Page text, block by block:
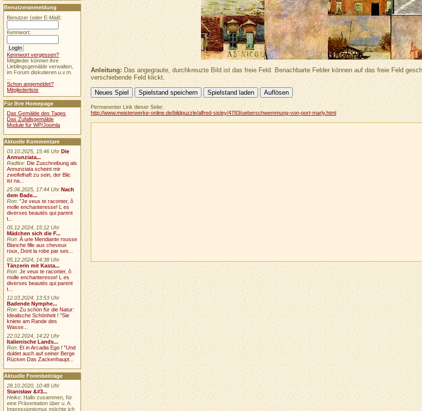
Anleitung:Das angegraute, durchkreuzte Bild ist das freie Feld. Benachbarte Felder können auf das freie Feld
verschiebende Feld klickt.
Permanenter Link dieser Seite:
http://www.meisterwerke-online.de/bildpuzzle/alfred-sisley/4783/ueberschwemmung-von-port-marly.html
Benutzeranmeldung
Benutzer (oder E-Mail):
Kennwort:
Kennwort vergessen?
Mitglieder können ihre
Lieblingsgemälde verwalten,
im Forum diskutieren u.v.m.
Schon angemeldet?
Mitgliederliste
Für Ihre Homepage
Das Gemälde des Tages
Das Zufallsgemälde
Module für WP/Joomla
Aktuelle Kommentare
03.10.2025, 15:46 Uhr Die
Annunziata...
Radtke: Die Zuschreibung als
Annunziata scheint mir
zweifelhaft zu sein, der Blic
ist na...
25.06.2025, 17:44 Uhr Nach
dem Bade...
Ron:"Je veux te raconter, ô
molle enchanteresse! L es
diverses beautés qui parent
t...
05.12.2024, 15:12 Uhr
Mädchen sich die F...
Ron:À une Mendiante rousse
Blanche fille aux cheveux
roux, Dont la robe par ses...
05.12.2024, 14:38 Uhr
Tänzerin mit Kasta...
Ron:Je veux te raconter, ô
molle enchanteresse! L es
diverses beautés qui parent
t...
12.03.2024, 13:53 Uhr
Badende Nymphe...
Ron:Zu schön für die Natur:
Idealische Schönheit ! "Sie
kniete am Rande des
Wasse...
22.02.2024, 14:22 Uhr
Italienische Lands...
Ron:Et in Arcadia Ego ! "Und
duldet auch auf seiner Berge
Rücken Das Zackenhaupt...
Aktuelle Forenbeiträge
28.10.2020, 10:48 Uhr
Stanisław &#3...
Heiko: Hallo zusammen, für
eine Präsentation über u. A.
Impressionismus möchte ich